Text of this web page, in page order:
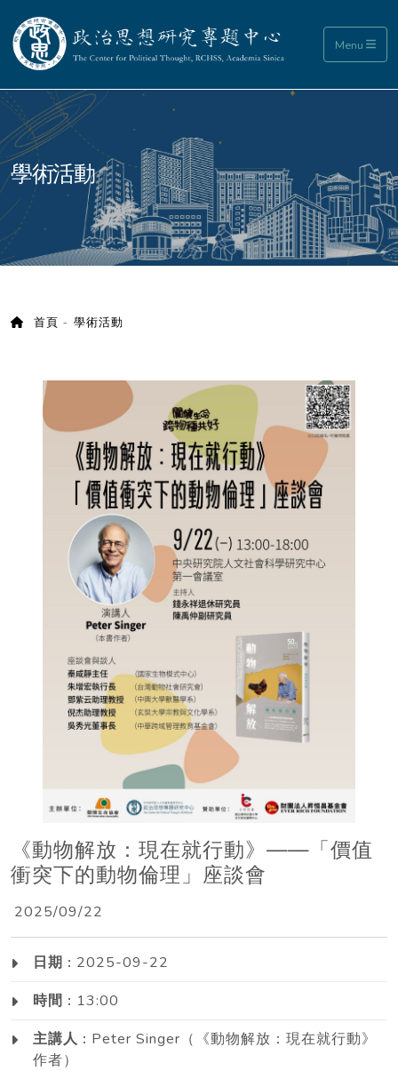
政治思想研究專題中心 Menu
:::
學術活動
首頁 學術活動
《動物解放：現在就行動》——「價值
衝突下的動物倫理」座談會
2025/09/22
日期 : 2025-09-22
時間 : 13:00
主講人 : Peter Singer（《動物解放：現在就行動》
作者）